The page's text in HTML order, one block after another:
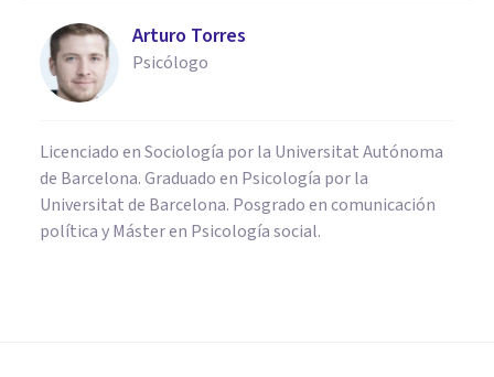
Arturo Torres
Psicólogo
Licenciado en Sociología por la Universitat Autónoma
de Barcelona. Graduado en Psicología por la
Universitat de Barcelona. Posgrado en comunicación
política y Máster en Psicología social.